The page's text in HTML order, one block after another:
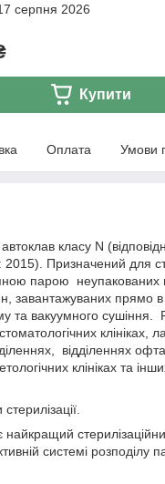
серпня 2026
Купити
Оплата Умови
класу N
Призначений для
парою неупакованих
завантажуваних прямо в
та вакуумного сушіння.
клініках,
відділеннях
клініках та
найкращий
системі розподілу